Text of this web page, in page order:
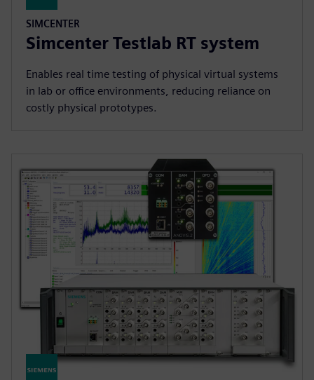
SIMCENTER
Simcenter Testlab RT system
Enables real time testing of physical virtual systems
in lab or office environments, reducing reliance on
costly physical prototypes.